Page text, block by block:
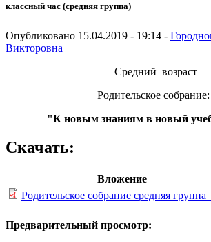
классный час (средняя группа)
Опубликовано 15.04.2019 - 19:14 -
Викторовна
Средний возраст
Родительское собрание:
"К новым знаниям в новый
Скачать:
Вложение
Родительское собрание средняя
Предварительный просмотр: